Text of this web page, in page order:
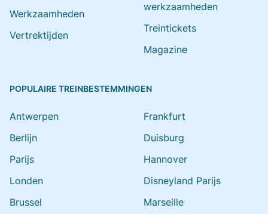
Werkzaamheden
Vertrektijden
werkzaamheden
Treintickets
Magazine
POPULAIRE TREINBESTEMMINGEN
Antwerpen
Berlijn
Parijs
Londen
Brussel
Frankfurt
Duisburg
Hannover
Disneyland Parijs
Marseille